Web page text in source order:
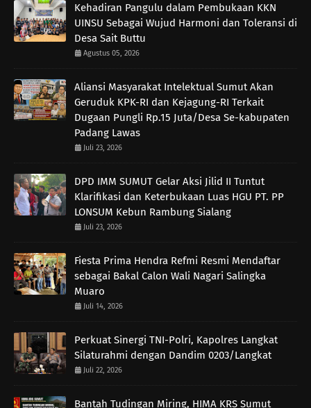
Kehadiran Pangulu dalam Pembukaan KKN
UINSU Sebagai Wujud Harmoni dan Toleransi di
Desa Sait Buttu
Agustus 05, 2026
Aliansi Masyarakat Intelektual Sumut Akan
Geruduk KPK-RI dan Kejagung-RI Terkait
Dugaan Pungli Rp.15 Juta/Desa Se-kabupaten
Padang Lawas
Juli 23, 2026
DPD IMM SUMUT Gelar Aksi Jilid II Tuntut
Klarifikasi dan Keterbukaan Luas HGU PT. PP
LONSUM Kebun Rambung Sialang
Juli 23, 2026
Fiesta Prima Hendra Refmi Resmi Mendaftar
sebagai Bakal Calon Wali Nagari Salingka
Muaro
Juli 14, 2026
Perkuat Sinergi TNI-Polri, Kapolres Langkat
Silaturahmi dengan Dandim 0203/Langkat
Juli 22, 2026
Bantah Tudingan Miring, HIMA KRS Sumut